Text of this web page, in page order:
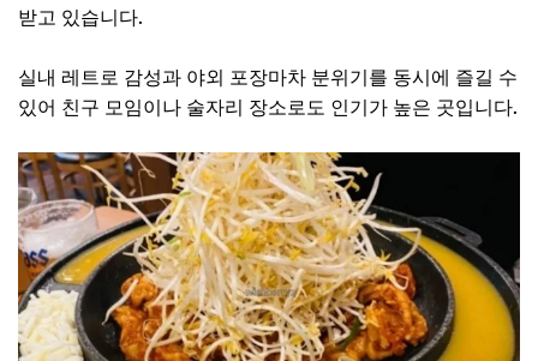
받고 있습니다.
실내 레트로 감성과 야외 포장마차 분위기를 동시에 즐길 수
있어 친구 모임이나 술자리 장소로도 인기가 높은 곳입니다.